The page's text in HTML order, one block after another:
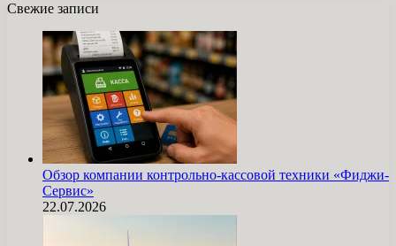
Свежие записи
Обзор компании контрольно-кассовой техники «Фиджи-
Сервис»
22.07.2026